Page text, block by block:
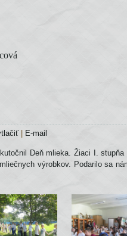
E-mail
Deň mlieka. Žiaci I.
výrobkov. Podarilo sa